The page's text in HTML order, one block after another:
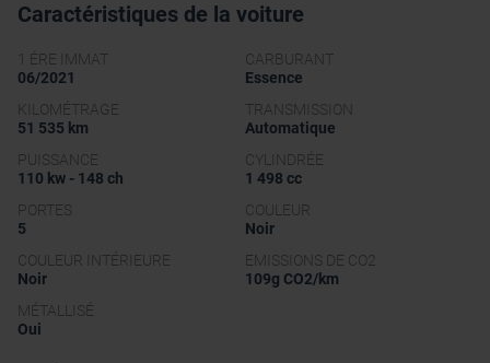
Caractéristiques de la voiture
1 ÉRE IMMAT
06/2021
CARBURANT
Essence
KILOMÉTRAGE
51 535 km
TRANSMISSION
Automatique
PUISSANCE
110 kw - 148 ch
CYLINDRÉE
1 498 cc
PORTES
5
COULEUR
Noir
COULEUR INTÉRIEURE
Noir
EMISSIONS DE CO2
109g CO2/km
MÉTALLISÉ
Oui